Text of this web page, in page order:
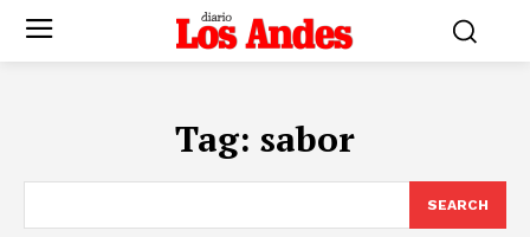
Tag: sabor
SEARCH